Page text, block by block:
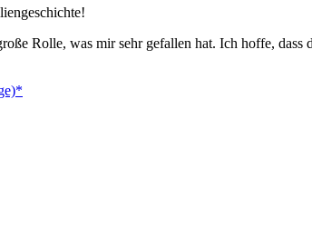
Rolle, was mir sehr gefallen hat. Ich hoffe,